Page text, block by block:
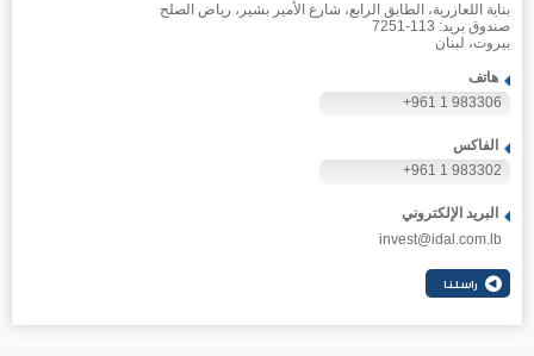
بناية اللعازرية، الطابق الرابع، شارع الأمير بشير، رياض الصلح
صندوق بريد: 113-7251
بيروت، لبنان
هاتف
+961 1 983306
الفاكس
+961 1 983302
البريد الإلكتروني
invest@idal.com.lb